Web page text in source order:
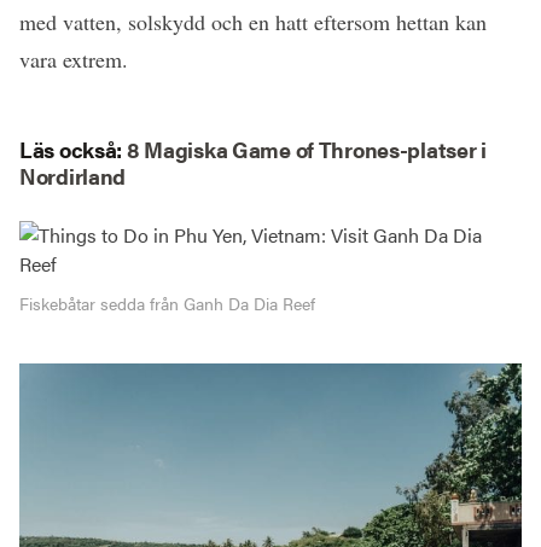
med vatten, solskydd och en hatt eftersom hettan kan
vara extrem.
Läs också: 8 Magiska Game of Thrones-platser i
Nordirland
Fiskebåtar sedda från Ganh Da Dia Reef